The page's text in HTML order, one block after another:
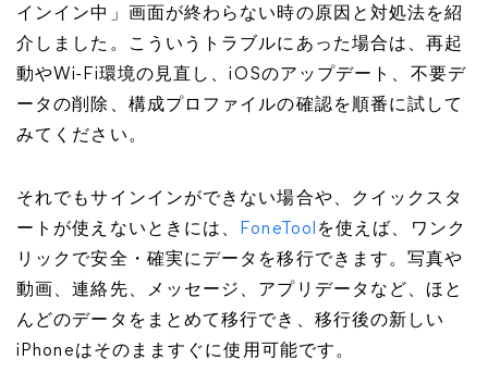
インイン中」画面が終わらない時の原因と対処法を紹
介しました。こういうトラブルにあった場合は、再起
動やWi-Fi環境の見直し、iOSのアップデート、不要デ
ータの削除、構成プロファイルの確認を順番に試して
みてください。
それでもサインインができない場合や、クイックスタ
ートが使えないときには、
FoneTool を使えば、ワンク
リックで安全・確実にデータを移行できます。写真や
動画、連絡先、メッセージ、アプリデータなど、ほと
んどのデータをまとめて移行でき、移行後の新しい
iPhoneはそのまますぐに使用可能です。